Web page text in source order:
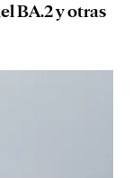
BA.2 y otras